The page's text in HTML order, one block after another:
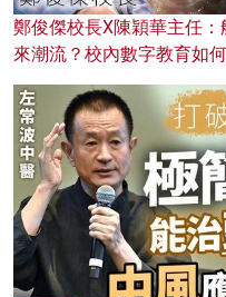
鄭俊傑校長X陳穎華主任
來潮流？校內數字教育如